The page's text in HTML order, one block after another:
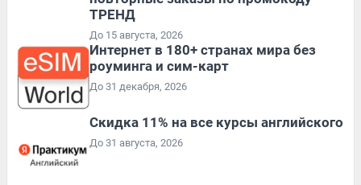
ТРЕНД
До 15 августа, 2026
Интернет в 180+ странах мира без
роуминга и сим-карт
До 31 декабря, 2026
Скидка 11% на все курсы английского
До 31 августа, 2026